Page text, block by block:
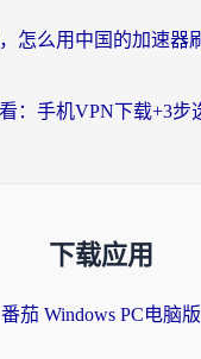
下载应用
番茄 Windows PC电脑版